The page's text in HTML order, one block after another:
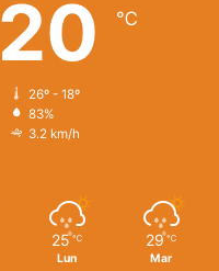
20 ℃
26º - 18º
83%
3.2 km/h
25 ℃
Lun
29 ℃
Mar